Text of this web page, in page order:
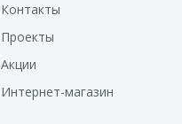
Контакты
Проекты
Акции
Интернет-магазин